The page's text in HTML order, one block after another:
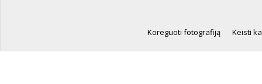
Koreguoti fotografiją Keisti